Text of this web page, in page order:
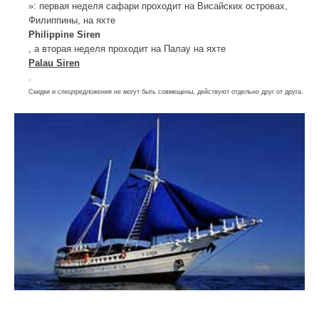
»: первая неделя сафари проходит на Висайских островах,
Филиппины, на яхте
Philippine Siren
, а вторая неделя проходит на Палау на яхте
Palau Siren
.
Скидки и спецпредложения не могут быть совмещены, действуют отдельно друг от друга.